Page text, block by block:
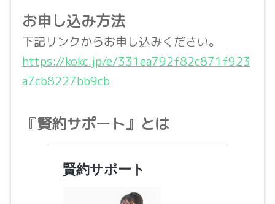
お申し込み方法
下記リンクからお申し込みください。
https://kokc.jp/e/331ea792f82c871f923
a7cb8227bb9cb
『賢約サポート』とは